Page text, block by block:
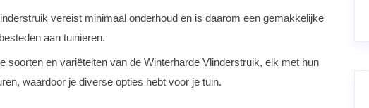
vereist minimaal onderhoud en is daarom een gemakkelijke
aan tuinieren.
soorten en variëteiten van de Winterharde Vlinderstruik, elk met hun
waardoor je diverse opties hebt voor je tuin.